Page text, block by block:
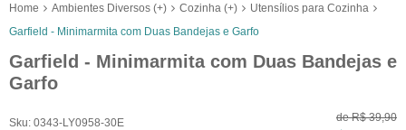
Home Ambientes Diversos (+) Cozinha (+)
Utensílios para Cozinha
Garfield - Minimarmita com Duas Bandejas e Garfo
Garfield - Minimarmita com Duas Bandejas e
Garfo
Sku: 0343-LY0958-30E
de R$ 39,90